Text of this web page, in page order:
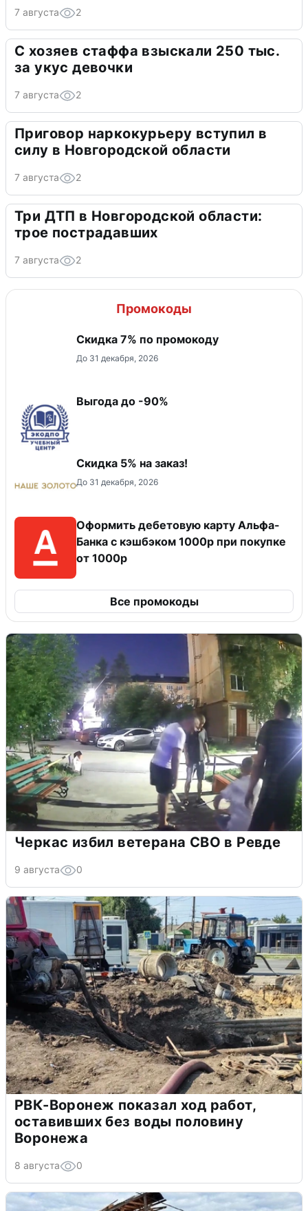
7 августа 2
С хозяев стаффа взыскали 250 тыс.
за укус девочки
7 августа 2
Приговор наркокурьеру вступил в
силу в Новгородской области
7 августа 2
Три ДТП в Новгородской области:
трое пострадавших
7 августа 2
Промокоды
Скидка 7% по промокоду
До 31 декабря, 2026
Выгода до -90%
Скидка 5% на заказ!
До 31 декабря, 2026
Оформить дебетовую карту Альфа-
Банка с кэшбэком 1000р при покупке
от 1000р
Все промокоды
Черкас избил ветерана СВО в Ревде
9 августа 0
РВК-Воронеж показал ход работ,
оставивших без воды половину
Воронежа
8 августа 0